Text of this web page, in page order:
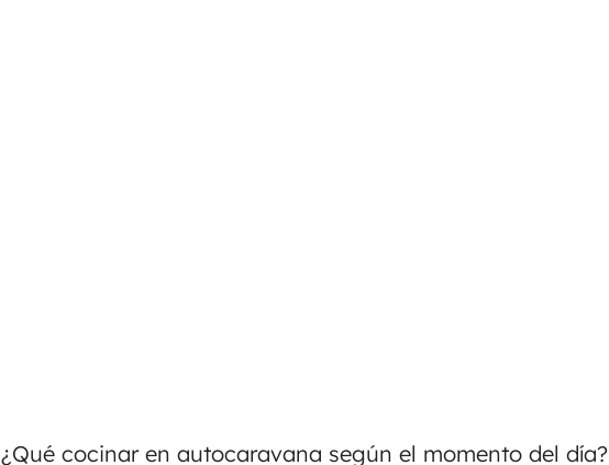
¿Qué cocinar en autocaravana según el momento del día?